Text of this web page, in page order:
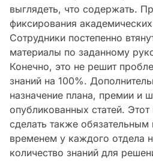
выглядеть, что содержать.
фиксирования
Сотрудники постепенно
материалы по заданному
Конечно, это не решит
знаний на 100%.
назначение плана, премии и
опубликованных статей.
сделать также
временем у каждого отдела
количество знаний для